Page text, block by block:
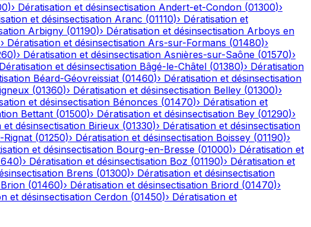
)› Dératisation et désinsectisation Andert-et-Condon (01300)›
et désinsectisation Aranc (01110)› Dératisation et
Arbigny (01190)› Dératisation et désinsectisation Arboys en
› Dératisation et désinsectisation Ars-sur-Formans (01480)›
)› Dératisation et désinsectisation Asnières-sur-Saône (01570)›
Dératisation et désinsectisation Bâgé-le-Châtel (01380)› Dératisation
Béard-Géovreissiat (01460)› Dératisation et désinsectisation
(01360)› Dératisation et désinsectisation Belley (01300)›
et désinsectisation Bénonces (01470)› Dératisation et
Bettant (01500)› Dératisation et désinsectisation Bey (01290)›
et désinsectisation Birieux (01330)› Dératisation et désinsectisation
Rignat (01250)› Dératisation et désinsectisation Boissey (01190)›
et désinsectisation Bourg-en-Bresse (01000)› Dératisation et
)› Dératisation et désinsectisation Boz (01190)› Dératisation et
Brens (01300)› Dératisation et désinsectisation
Brion (01460)› Dératisation et désinsectisation Briord (01470)›
et désinsectisation Cerdon (01450)› Dératisation et